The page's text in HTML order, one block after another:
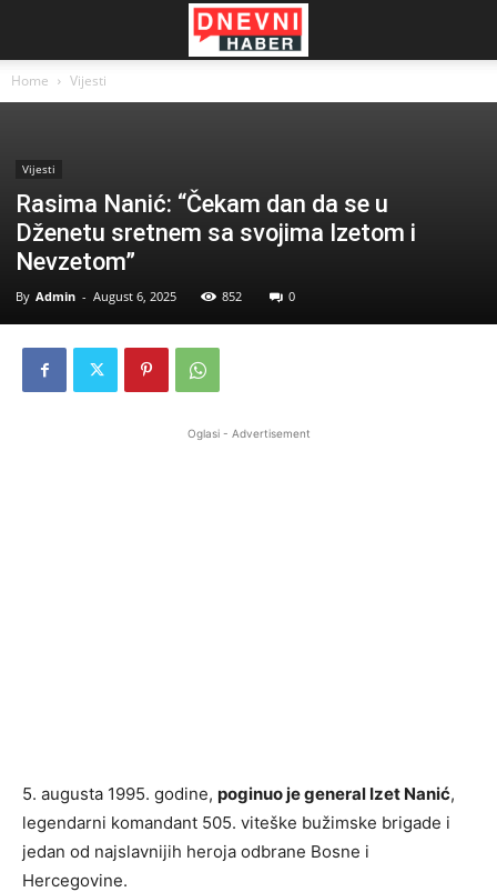
Home Vijesti
Vijesti
Rasima Nanić: “Čekam dan da se u
Dženetu sretnem sa svojima Izetom i
Nevzetom”
By Admin - August 6, 2025 852 0
Oglasi - Advertisement
5. augusta 1995. godine, poginuo je general Izet Nanić,
legendarni komandant 505. viteške bužimske brigade i
jedan od najslavnijih heroja odbrane Bosne i
Hercegovine.